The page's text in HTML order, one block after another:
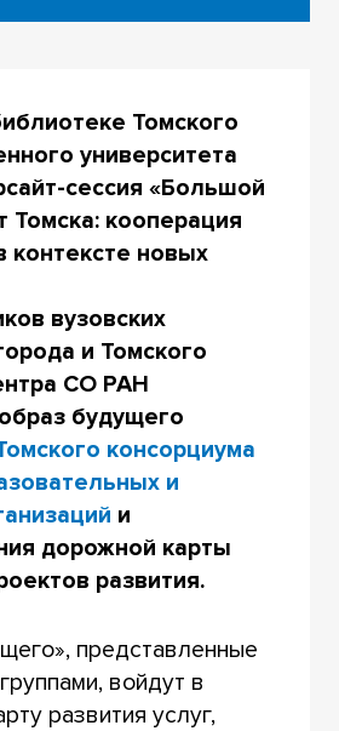
Томского
университета
сессия «Большой
Томска: кооперация
контексте новых
вузовских
и Томского
СО РАН
будущего
консорциума
и
и
дорожной карты
развития.
представленные
войдут в
развития услуг,